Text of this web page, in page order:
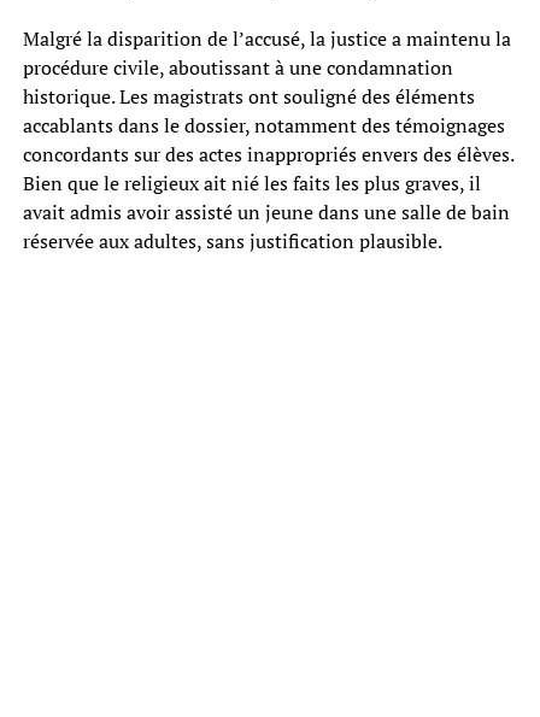
Malgré la disparition de l’accusé, la justice a maintenu la
procédure civile, aboutissant à une condamnation
historique. Les magistrats ont souligné des éléments
accablants dans le dossier, notamment des témoignages
concordants sur des actes inappropriés envers des élèves.
Bien que le religieux ait nié les faits les plus graves, il
avait admis avoir assisté un jeune dans une salle de bain
réservée aux adultes, sans justification plausible.